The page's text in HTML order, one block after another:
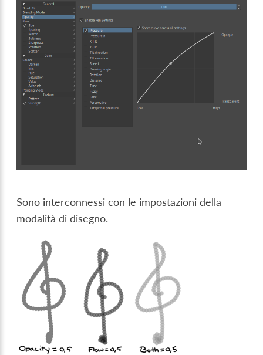
Sono interconnessi con le impostazioni della
modalità di disegno.